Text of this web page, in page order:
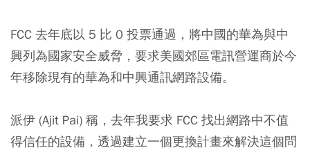
FCC 去年底以 5 比 0 投票通過，將中國的華為與中
興列為國家安全威脅，要求美國郊區電訊營運商於今
年移除現有的華為和中興通訊網路設備。
派伊 (Ajit Pai) 稱，去年我要求 FCC 找出網路中不值
得信任的設備，透過建立一個更換計畫來解決這個問